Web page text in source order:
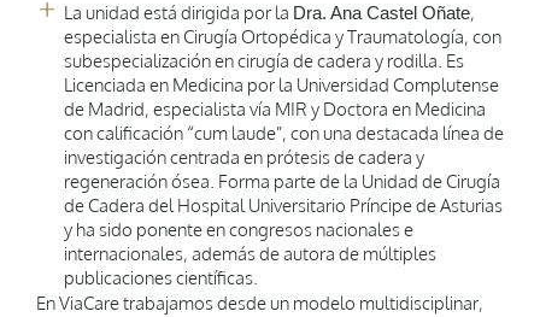
La unidad está dirigida por la Dra. Ana Castel Oñate,
especialista en Cirugía Ortopédica y Traumatología, con
subespecialización en cirugía de cadera y rodilla. Es
Licenciada en Medicina por la Universidad Complutense
de Madrid, especialista vía MIR y Doctora en Medicina
con calificación “cum laude”, con una destacada línea de
investigación centrada en prótesis de cadera y
regeneración ósea. Forma parte de la Unidad de Cirugía
de Cadera del Hospital Universitario Príncipe de Asturias
y ha sido ponente en congresos nacionales e
internacionales, además de autora de múltiples
publicaciones científicas.
En ViaCare trabajamos desde un modelo multidisciplinar,